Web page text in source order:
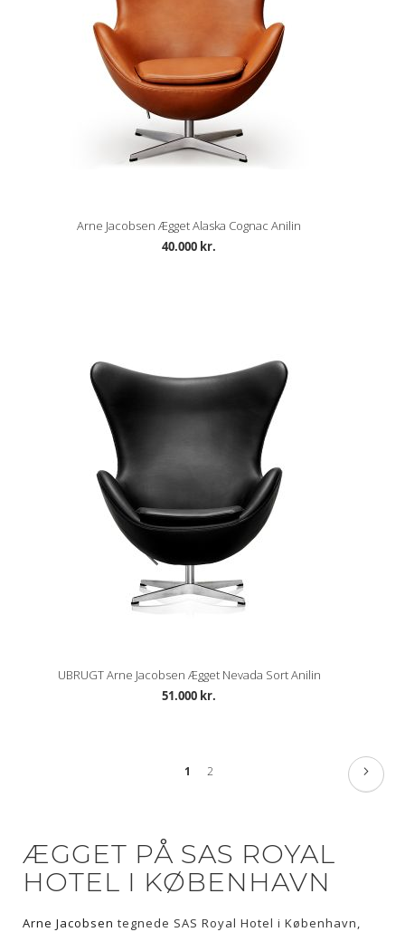
Arne Jacobsen Ægget Alaska Cognac Anilin
40.000 kr.
UBRUGT Arne Jacobsen Ægget Nevada Sort Anilin
51.000 kr.
Side
Du
1 Side
2 Side
Næste
ÆGGET PÅ SAS ROYAL
HOTEL I KØBENHAVN
Arne Jacobsen tegnede SAS Royal Hotel i København,